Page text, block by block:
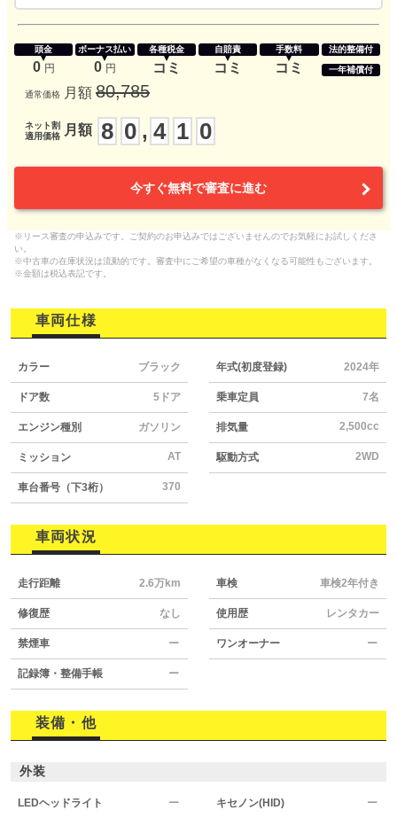
頭金
0 円
ボーナス払い
0 円
各種税金
コミ
自賠責
コミ
手数料
コミ
法的整備付
一年補償付
通常価格 月額 80,785
ネット割
適用価格
月額 8 0 , 4 1 0
今すぐ無料で審査に進む
※リース審査の申込みです。ご契約のお申込みではございませんのでお気軽にお試しくださ
い。
※中古車の在庫状況は流動的です。審査中にご希望の車種がなくなる可能性もございます。
※金額は税込表記です。
車両仕様
カラー ブラック 年式(初度登録) 2024年
ドア数 5ドア 乗車定員 7名
エンジン種別 ガソリン 排気量 2,500cc
ミッション AT 駆動方式 2WD
車台番号（下3桁） 370
車両状況
走行距離 2.6万km 車検 車検2年付き
修復歴 なし 使用歴 レンタカー
禁煙車 ー ワンオーナー ー
記録簿・整備手帳 ー
装備・他
外装
LEDヘッドライト ー キセノン(HID) ー